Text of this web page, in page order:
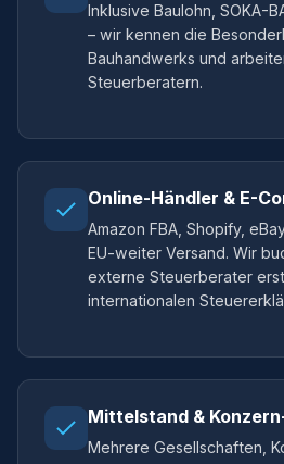
Inklusive Baulohn, SOKA-
– wir kennen die
Bauhandwerks und
Steuerberatern.
Online-Händler & E-
Amazon FBA, Shopify,
EU-weiter Versand. Wir
externe Steuerberater
internationalen
Mittelstand &
Mehrere Gesellschaften,